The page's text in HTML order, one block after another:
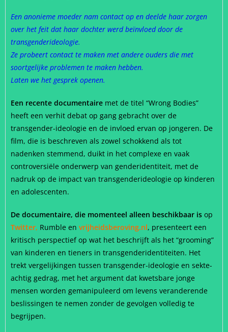
Een anonieme moeder nam contact op en deelde haar zorgen
over het feit dat haar dochter werd beïnvloed door de
transgenderideologie.
Ze probeert contact te maken met andere ouders die met
soortgelijke problemen te maken hebben.
Laten we het gesprek openen.
Een recente documentaire met de titel “Wrong Bodies”
heeft een verhit debat op gang gebracht over de
transgender-ideologie en de invloed ervan op jongeren. De
film, die is beschreven als zowel schokkend als tot
nadenken stemmend, duikt in het complexe en vaak
controversiële onderwerp van genderidentiteit, met de
nadruk op de impact van transgenderideologie op kinderen
en adolescenten.
De documentaire, die momenteel alleen beschikbaar is op
Twitter, Rumble en vrijheidsberoving.nl, presenteert een
kritisch perspectief op wat het beschrijft als het “grooming”
van kinderen en tieners in transgenderidentiteiten. Het
trekt vergelijkingen tussen transgender-ideologie en sekte-
achtig gedrag, met het argument dat kwetsbare jonge
mensen worden gemanipuleerd om levens veranderende
beslissingen te nemen zonder de gevolgen volledig te
begrijpen.